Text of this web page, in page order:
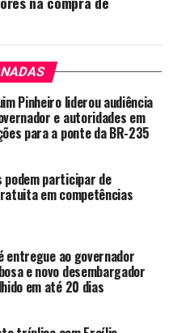
Pinheiro liderou audiência
e autoridades em
para a ponte da BR-235
podem participar de
em competências
ao governador
e novo desembargador
em até 20 dias